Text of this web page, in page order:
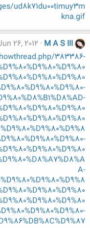
ud8k71du00timuy3m
kna.gif
M A S III
26, 2012
383386-
A-